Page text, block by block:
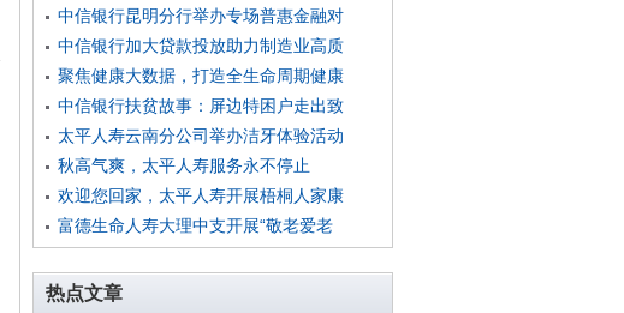
中信银行昆明分行举办专场普惠金融对
中信银行加大贷款投放助力制造业高质
聚焦健康大数据，打造全生命周期健康
中信银行扶贫故事：屏边特困户走出致
太平人寿云南分公司举办洁牙体验活动
秋高气爽，太平人寿服务永不停止
欢迎您回家，太平人寿开展梧桐人家康
富德生命人寿大理中支开展“敬老爱老
热点文章